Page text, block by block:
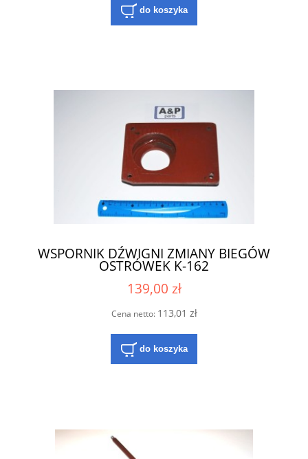
do koszyka
WSPORNIK DŹWIGNI ZMIANY BIEGÓW
OSTRÓWEK K-162
139,00 zł
Cena netto: 113,01 zł
do koszyka